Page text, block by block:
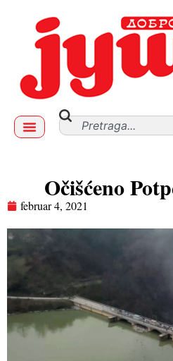
Očišćeno
februar 4, 2021